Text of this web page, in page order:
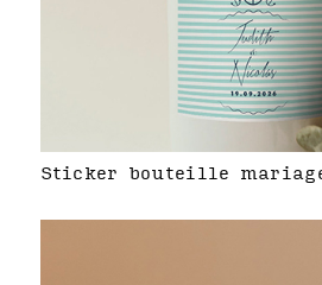
Sticker bouteille